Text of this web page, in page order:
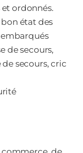
ordonnés.
état des
de secours,
secours, cric